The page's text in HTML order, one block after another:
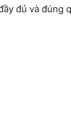
đủ và đúng